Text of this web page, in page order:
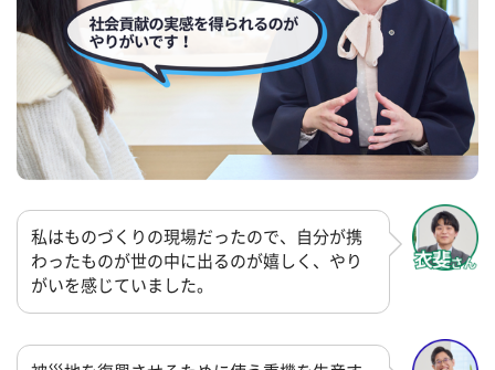
私はものづくりの現場だったので、自分が携
わったものが世の中に出るのが嬉しく、やり
がいを感じていました。